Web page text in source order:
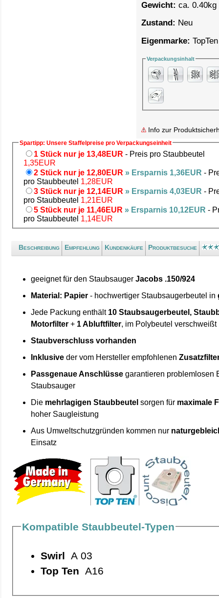
Gewicht: ca. 0.40kg
Zustand: Neu
Eigenmarke: TopTen
Verpackungsinhalt
Info zur
Spartipp: Unsere Staffelpreise pro Verpackungseinheit
1 Stück nur je 13,48EUR - Preis pro Staubbeutel
1,35EUR
2 Stück nur je 12,80EUR » Ersparnis 1,36EUR -
pro Staubbeutel 1,28EUR
3 Stück nur je 12,14EUR » Ersparnis 4,03EUR -
pro Staubbeutel 1,21EUR
5 Stück nur je 11,46EUR » Ersparnis 10,12EUR -
pro Staubbeutel 1,14EUR
Beschreibung Empfehlung Kundenkäufe Produktbesuche
geeignet für den StaubsaugerJacobs .150/924
Material: Papier - hochwertiger Staubsaugerbeutel in
Jede Packung enthält 10 Staubsaugerbeutel,
Motorfilter + 1 Abluftfilter, im Polybeutel verschweißt
Staubverschluss vorhanden
Inklusive der vom Hersteller empfohlenen
Passgenaue Anschlüsse garantieren problemlosen
Staubsauger
Die mehrlagigen Staubbeutel sorgen für maximale
hoher Saugleistung
Aus Umweltschutzgründen kommen nur
Einsatz
Kompatible Staubbeutel-Typen
Swirl A 03
Top Ten A16